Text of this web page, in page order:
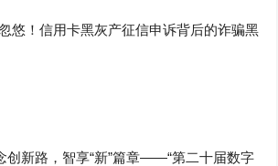
悠！信用卡黑灰产征信申诉背后的诈骗黑
创新路，智享“新”篇章——“第二十届数字